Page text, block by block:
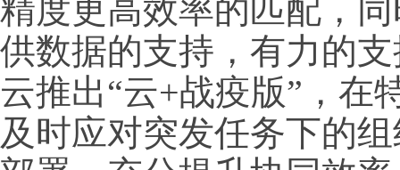
精度更高效率的匹配，
供数据的支持，有力的
云推出“云+战疫版”，在
及时应对突发任务下的